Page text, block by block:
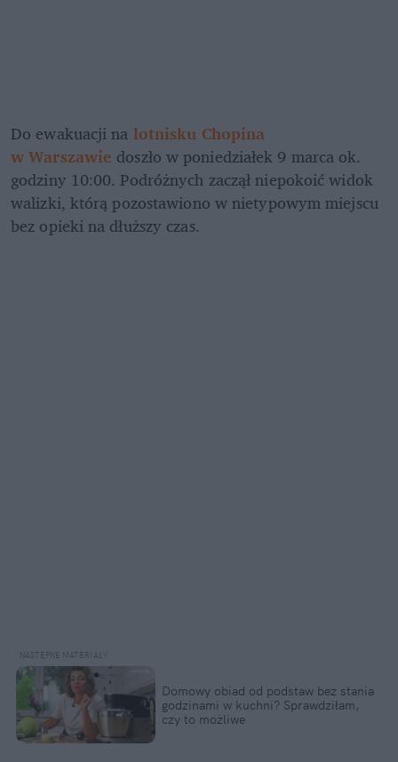
Do ewakuacji na lotnisku Chopina
w Warszawie doszło w poniedziałek 9 marca ok.
godziny 10:00. Podróżnych zaczął niepokoić widok
walizki, którą pozostawiono w nietypowym miejscu
bez opieki na dłuższy czas.
Domowy obiad od podstaw bez stania
godzinami w kuchni? Sprawdziłam,
czy to możliwe